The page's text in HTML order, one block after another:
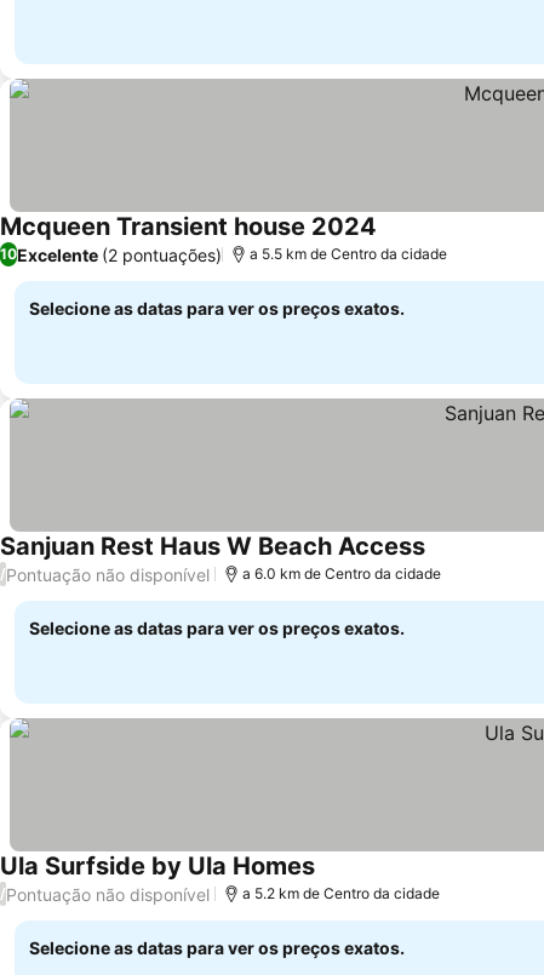
Mcqueen Transient house 2024
10Excelente (2 pontuações) a 5.5 km de Centro da cidade
Selecione as datas para ver os preços exatos.
Sanjuan Rest Haus W Beach Access
/Pontuação não disponível a 6.0 km de Centro da cidade
Selecione as datas para ver os preços exatos.
Ula Surfside by Ula Homes
/Pontuação não disponível a 5.2 km de Centro da cidade
Selecione as datas para ver os preços exatos.